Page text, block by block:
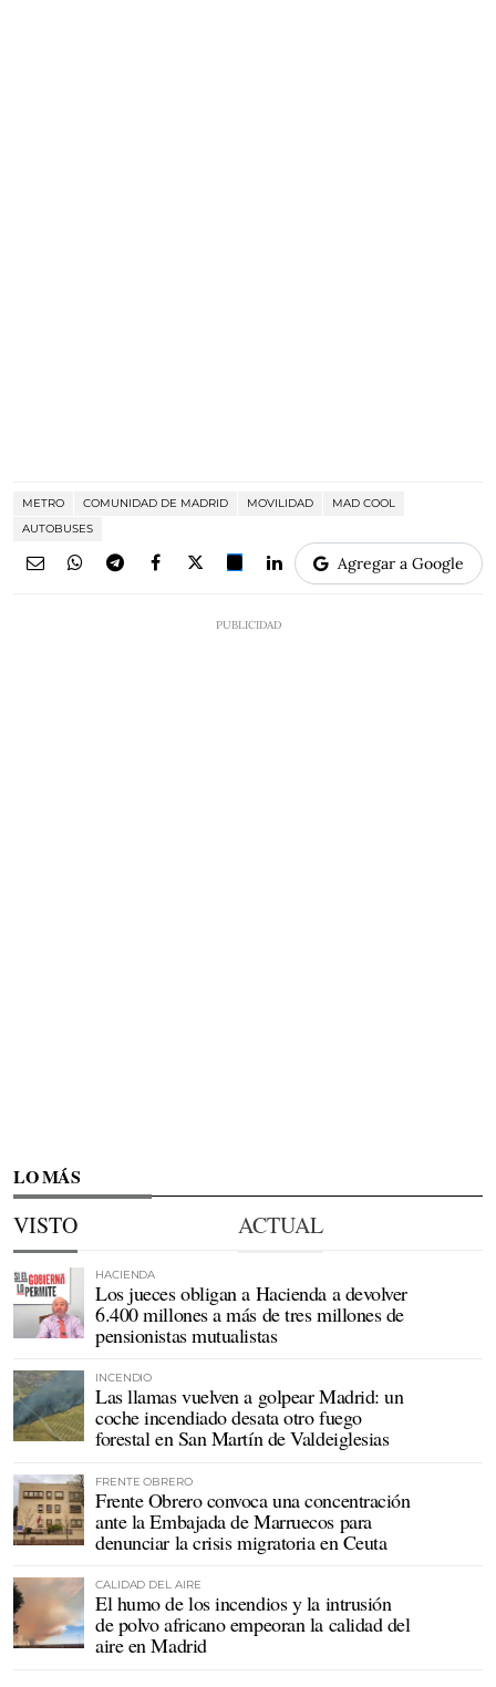
METRO COMUNIDAD DE MADRID MOVILIDAD
MAD COOL
AUTOBUSES
Agregar a Google
LO MÁS
VISTO ACTUAL
HACIENDA
Los jueces obligan a Hacienda a devolver
6.400 millones a más de tres millones de
pensionistas mutualistas
INCENDIO
Las llamas vuelven a golpear Madrid: un
coche incendiado desata otro fuego
forestal en San Martín de Valdeiglesias
FRENTE OBRERO
Frente Obrero convoca una concentración
ante la Embajada de Marruecos para
denunciar la crisis migratoria en Ceuta
CALIDAD DEL AIRE
El humo de los incendios y la intrusión
de polvo africano empeoran la calidad del
aire en Madrid